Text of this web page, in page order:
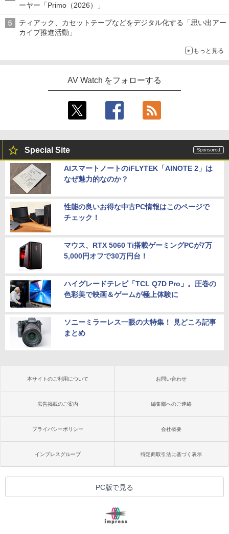
ーヤー「Primo（2026）」
ティアック、カセットテープなどをデジタル化する「思い出アー
カイブ推進活動」
もっと見る
AV Watch をフォローする
Special Site
AIスマートノートのiFLYTEK「AINOTE 2」は
なぜ魅力的なのか？
性能の良いお得な中古PC情報はこのページで
チェック！
マウス、RTX 5060 Ti搭載ゲーミングPCが7万
5,000円オフで30万円台！
ハイグレードテレビ「TCL Q7D Pro」。圧巻の
色彩美で映画＆ゲームが極上体験に
ソニーミラーレス一眼の大特集！ 見どころ記事
まとめ
本サイトのご利用について お問い合わせ
広告掲載のご案内 編集部へのご連絡
プライバシーポリシー 会社概要
インプレスグループ 特定商取引法に基づく表示
PC版で見る